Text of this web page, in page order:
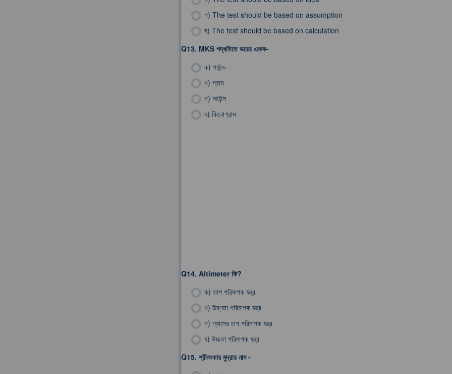
গ) The test should be based on assumption
ঘ) The test should be based on calculation
Q13. MKS পদ্ধতিতে ভরের একক-
ক) পাউন্ড
খ) গ্রাম
গ) আউন্স
ঘ) কিলোগ্রাম
Q14. Altimeter কি?
ক) তাপ পরিমাপক যন্ত্র
খ) উষ্ণতা পরিমাপক যন্ত্র
গ) গ্যাসের চাপ পরিমাপক যন্ত্র
ঘ) উচ্চতা পরিমাপক যন্ত্র
Q15. শ্রীলংকার মুদ্রার নাম -